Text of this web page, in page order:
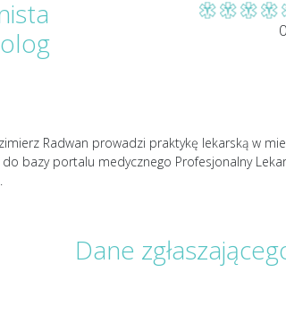
Radwan prowadzi praktykę lekarską w
do bazy portalu medycznego Profesjonalny
Dane